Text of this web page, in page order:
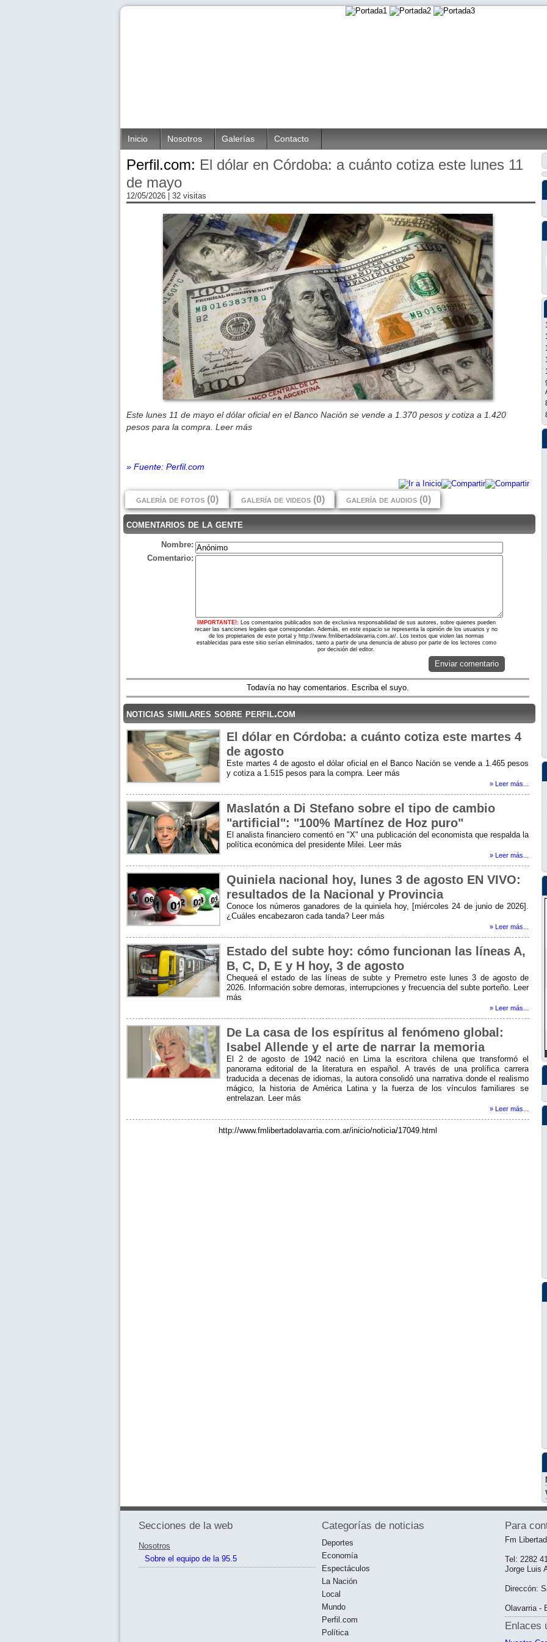
Inicio Nosotros Galerías Contacto
Perfil.com: El dólar en Córdoba: a cuánto cotiza este lunes 11
de mayo
12/05/2026 | 32 visitas
Este lunes 11 de mayo el dólar oficial en el Banco Nación se vende a 1.370 pesos y cotiza a 1.420
pesos para la compra. Leer más
» Fuente: Perfil.com
galería de fotos (0) galería de videos (0) galería de audios (0)
comentarios de la gente
Nombre:
Comentario:
IMPORTANTE!: Los comentarios publicados son de exclusiva responsabilidad de sus autores, sobre quienes pueden
recaer las sanciones legales que correspondan. Además, en este espacio se representa la opinión de los usuarios y no
de los propietarios de este portal y http://www.fmlibertadolavarria.com.ar/. Los textos que violen las normas
establecidas para este sitio serían eliminados, tanto a partir de una denuncia de abuso por parte de los lectores como
por decisión del editor.
Enviar comentario
Todavía no hay comentarios. Escriba el suyo.
noticias similares sobre perfil.com
El dólar en Córdoba: a cuánto cotiza este martes 4
de agosto
Este martes 4 de agosto el dólar oficial en el Banco Nación se vende a 1.465 pesos
y cotiza a 1.515 pesos para la compra. Leer más
» Leer más...
Maslatón a Di Stefano sobre el tipo de cambio
"artificial": "100% Martínez de Hoz puro"
El analista financiero comentó en "X" una publicación del economista que respalda la
política económica del presidente Milei. Leer más
» Leer más...
Quiniela nacional hoy, lunes 3 de agosto EN VIVO:
resultados de la Nacional y Provincia
Conoce los números ganadores de la quiniela hoy, [miércoles 24 de junio de 2026].
¿Cuáles encabezaron cada tanda? Leer más
» Leer más...
Estado del subte hoy: cómo funcionan las líneas A,
B, C, D, E y H hoy, 3 de agosto
Chequeá el estado de las líneas de subte y Premetro este lunes 3 de agosto de
2026. Información sobre demoras, interrupciones y frecuencia del subte porteño. Leer
más
» Leer más...
De La casa de los espíritus al fenómeno global:
Isabel Allende y el arte de narrar la memoria
El 2 de agosto de 1942 nació en Lima la escritora chilena que transformó el
panorama editorial de la literatura en español. A través de una prolífica carrera
traducida a decenas de idiomas, la autora consolidó una narrativa donde el realismo
mágico, la historia de América Latina y la fuerza de los vínculos familiares se
entrelazan. Leer más
» Leer más...
http://www.fmlibertadolavarria.com.ar/inicio/noticia/17049.html
Secciones de la web
Nosotros
Sobre el equipo de la 95.5
Categorías de noticias
Deportes
Economía
Espectáculos
La Nación
Local
Mundo
Perfil.com
Política
Para
Fm
Tel: 2282
Jorge Luis
Direccón:
Olavarria -
Enlaces